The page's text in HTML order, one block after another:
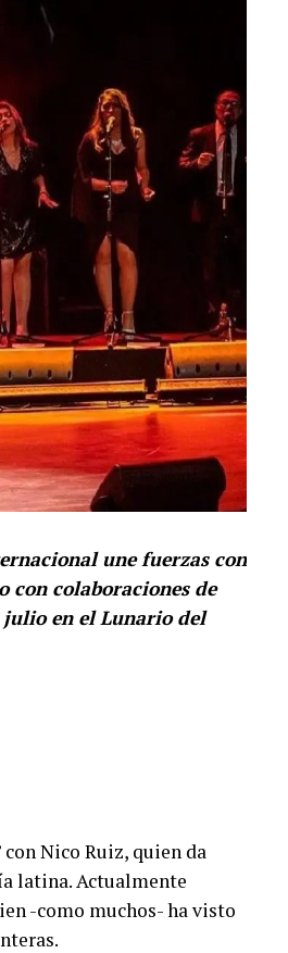
une fuerzas con
con colaboraciones de
julio en el Lunario del
Nico Ruiz, quien da
latina. Actualmente
-como muchos- ha visto